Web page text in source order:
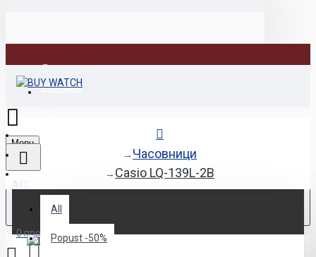
Најава
Menu
All
All
Popust -50%
0 продукт(и) - 0den
Часовници
Casio LQ-139L-2B